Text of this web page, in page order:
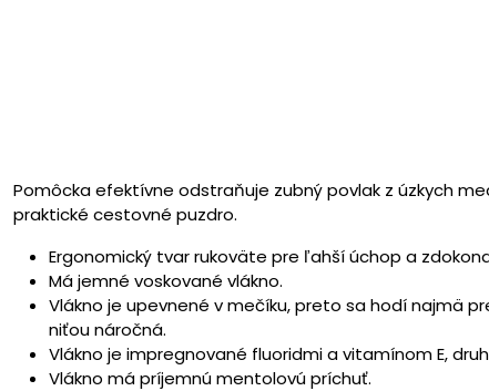
Pomôcka efektívne odstraňuje zubný povlak z úzkych
praktické cestovné puzdro.
Ergonomický tvar rukoväte pre ľahší úchop a
Má jemné voskované vlákno.
Vlákno je upevnené v mečíku, preto sa hodí najmä
niťou náročná.
Vlákno je impregnované fluoridmi a vitamínom E,
Vlákno má príjemnú mentolovú príchuť.